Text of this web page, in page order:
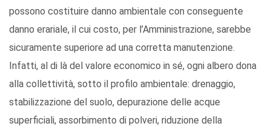
possono costituire danno ambientale con conseguente
danno erariale, il cui costo, per l’Amministrazione, sarebbe
sicuramente superiore ad una corretta manutenzione.
Infatti, al di là del valore economico in sé, ogni albero dona
alla collettività, sotto il profilo ambientale: drenaggio,
stabilizzazione del suolo, depurazione delle acque
superficiali, assorbimento di polveri, riduzione della